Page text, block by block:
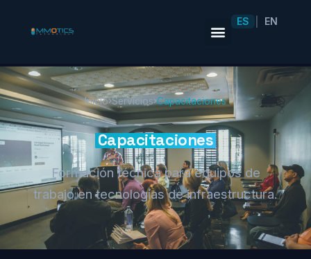
ES EN
Inicio Servicios Capacitaciones
Capacitaciones
Formación técnica para equipos de
trabajo en tecnologías de infraestructura.